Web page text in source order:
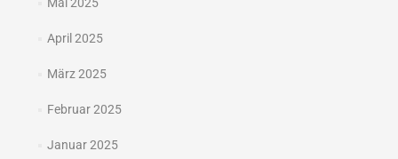
April 2025
März 2025
Februar 2025
Januar 2025